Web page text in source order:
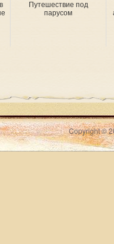
Путешествие под
парусом
Copyright ©